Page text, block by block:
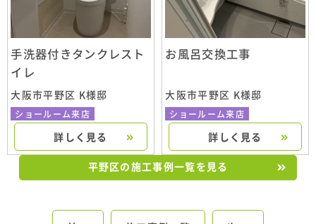
手洗器付きタンクレスト
イレ
大阪市平野区 K様邸
ショールーム来店
詳しく見る
お風呂交換工事
大阪市平野区 K様邸
ショールーム来店
詳しく見る
平野区の施工事例一覧を見る